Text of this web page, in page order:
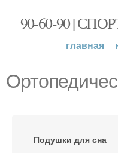
90-60-90 |
главная
Подушки для сна